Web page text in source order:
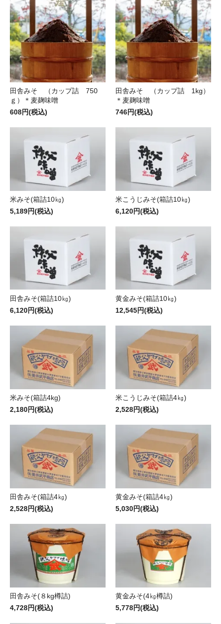
田舎みそ （カップ詰 750
ｇ）＊麦麹味噌
608円(税込)
田舎みそ （カップ詰 1kg）
＊麦麹味噌
746円(税込)
米みそ(箱詰10㎏)
5,189円(税込)
米こうじみそ(箱詰10㎏)
6,120円(税込)
田舎みそ(箱詰10㎏)
6,120円(税込)
黄金みそ(箱詰10㎏)
12,545円(税込)
米みそ(箱詰4kg)
2,180円(税込)
米こうじみそ(箱詰4㎏)
2,528円(税込)
田舎みそ(箱詰4㎏)
2,528円(税込)
黄金みそ(箱詰4㎏)
5,030円(税込)
田舎みそ(８kg樽詰)
4,728円(税込)
黄金みそ(4㎏樽詰)
5,778円(税込)